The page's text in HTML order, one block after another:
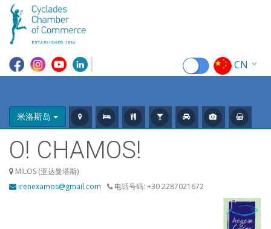
CN
EL
ES
米洛斯岛
O! CHAMOS!
MILOS (亚达曼塔斯)
irenexamos@gmail.com
电话号码: +30 2287021672